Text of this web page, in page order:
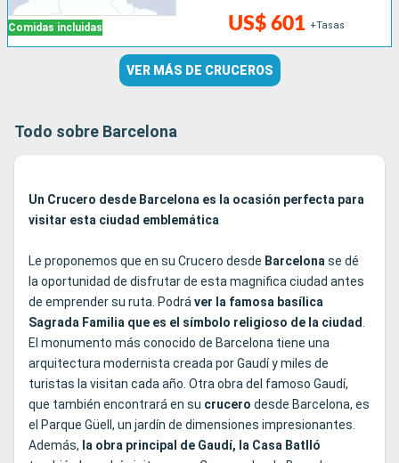
Comidas incluidas US$ 601 +Tasas
VER MÁS DE CRUCEROS
Todo sobre Barcelona
Un Crucero desde Barcelona es la ocasión perfecta para
visitar esta ciudad emblemática
Le proponemos que en su Crucero desde Barcelonase dé
la oportunidad de disfrutar de esta magnifica ciudad antes
de emprender su ruta. Podráver la famosa basílica
Sagrada Familia que es el símbolo religioso de la ciudad.
El monumento más conocido de Barcelona tiene una
arquitectura modernista creada por Gaudí y miles de
turistas la visitan cada año. Otra obra del famoso Gaudí,
que también encontrará en su crucero desde Barcelona, es
el Parque Güell, un jardín de dimensiones impresionantes.
Además, la obra principal de Gaudí, la Casa Batlló